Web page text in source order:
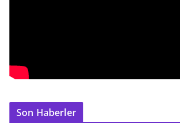
Son Haberler